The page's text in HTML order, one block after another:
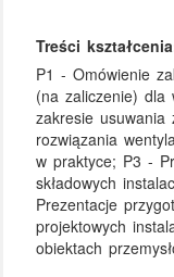
Treści
P1 - Omówienie
(na zaliczenie) dla
zakresie usuwania
rozwiązania
w praktyce; P3 -
składowych
Prezentacje
projektowych
obiektach